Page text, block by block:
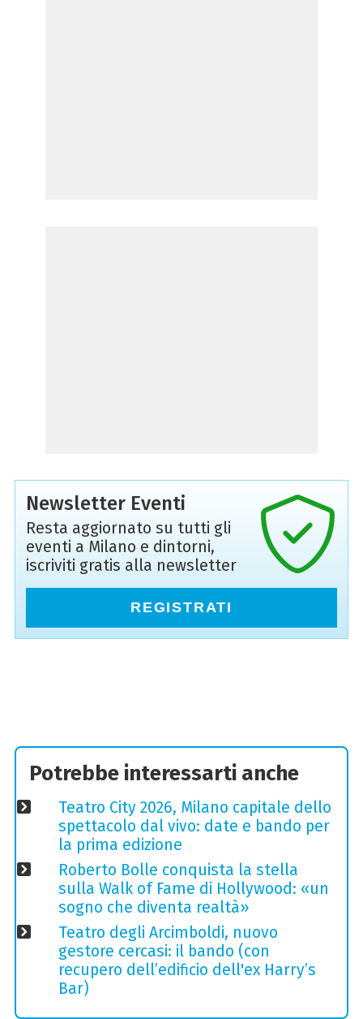
Newsletter Eventi
Resta aggiornato su tutti gli
eventi a Milano e dintorni,
iscriviti gratis alla newsletter
REGISTRATI
Potrebbe interessarti anche
Teatro City 2026, Milano capitale dello
spettacolo dal vivo: date e bando per
la prima edizione
Roberto Bolle conquista la stella
sulla Walk of Fame di Hollywood: «un
sogno che diventa realtà»
Teatro degli Arcimboldi, nuovo
gestore cercasi: il bando (con
recupero dell’edificio dell'ex Harry’s
Bar)